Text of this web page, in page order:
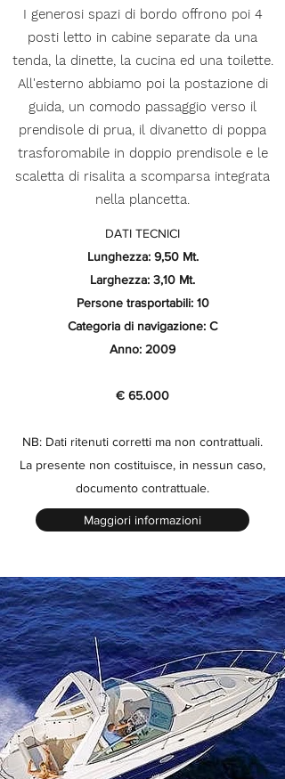
I generosi spazi di bordo offrono poi 4
posti letto in cabine separate da una
tenda, la dinette, la cucina ed una toilette.
All'esterno abbiamo poi la postazione di
guida, un comodo passaggio verso il
prendisole di prua, il divanetto di poppa
trasforomabile in doppio prendisole e le
scaletta di risalita a scomparsa integrata
nella plancetta.
DATI TECNICI
Lunghezza: 9,50 Mt.
Larghezza: 3,10 Mt.
Persone trasportabili: 10
Categoria di navigazione: C
Anno: 2009
€ 65.000
NB: Dati ritenuti corretti ma non contrattuali.
La presente non costituisce, in nessun caso,
documento contrattuale.
Maggiori informazioni